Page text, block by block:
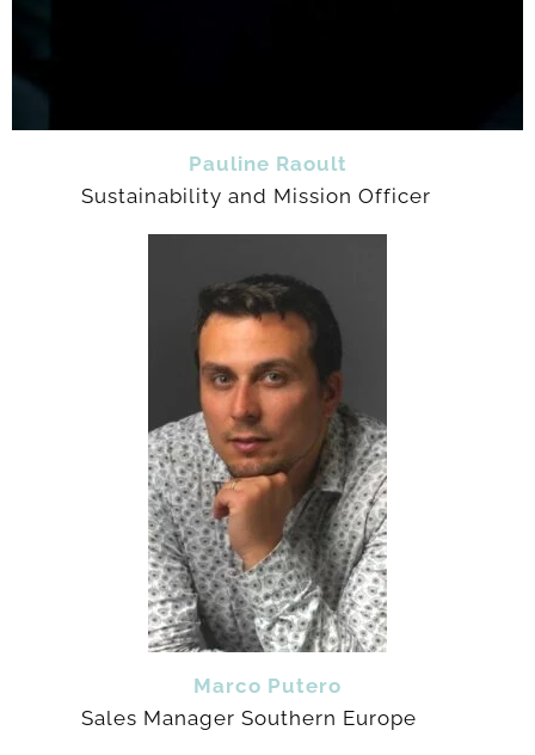
Pauline Raoult
Sustainability and Mission Officer
Marco Putero
Sales Manager Southern Europe